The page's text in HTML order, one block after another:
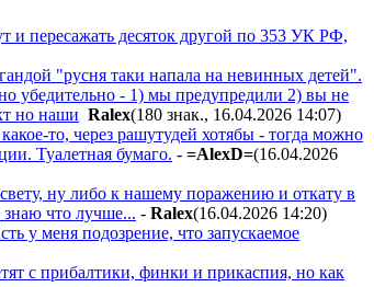
и пересажать десяток другой по 353 УК РФ,
"русня таки напала на невинных детей".
убедительно - 1) мы предупредили 2) вы не
но наши Ralex(180 знак., 16.04.2026 14:07)
то, через рашутудей хотябы - тогда можно
Туалетная бумаго. - =AlexD=(16.04.2026
ну либо к нашему поражению и откату в
знаю что лучше... - Ralex(16.04.2026 14:20)
у меня подозрение, что запускаемое
с прибалтики, финки и прикаспия, но как